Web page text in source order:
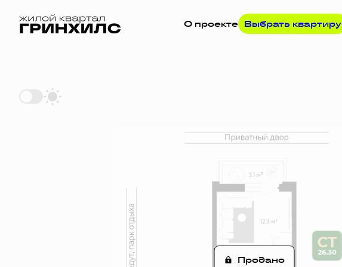
О проекте Выбрать квартиру
Студия26.3 м Цена по запросу
Продано